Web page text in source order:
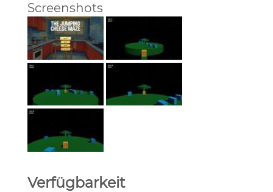
Screenshots
Verfügbarkeit